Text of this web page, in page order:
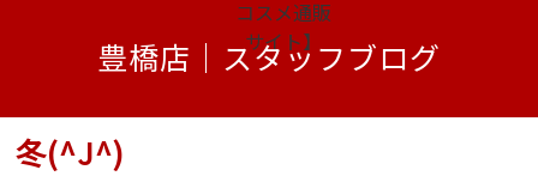
豊橋店｜スタッフブログ
冬(^J^)